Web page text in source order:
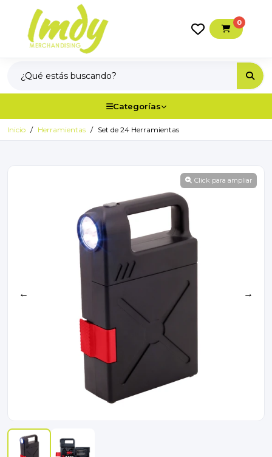
0
Categorías
Inicio Herramientas Set de 24 Herramientas
Click para ampliar
← →